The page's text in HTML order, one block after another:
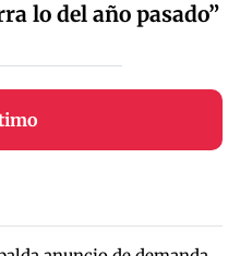
lo del año pasado”